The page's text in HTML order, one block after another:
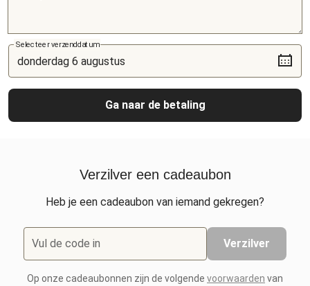
Selecteer verzenddatum
Ga naar de betaling
Verzilver een cadeaubon
Heb je een cadeaubon van iemand gekregen?
Vul de code in Verzilver
Op onze cadeaubonnen zijn de volgende voorwaarden van